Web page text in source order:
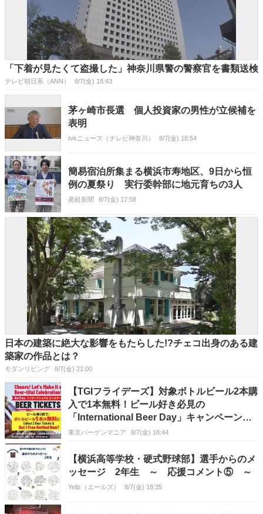
「下着が見たくて盗撮した」神奈川県警の警察官を書類送検
テレビ朝日系（ANN） 8/7(金) 18:43
茅ヶ崎市長選 個人投資家の男性が立候補を
表明
tvkニュース（テレビ神奈川） 8/7(金) 18:54
簡易宿泊所集まる横浜市寿地区、9日から恒
例の夏祭り 実行委幹部に地元育ちの3人
産経新聞 8/7(金) 17:58
日本の建築に絶大な影響をもたらした!?チェコ出身のある建
築家の作品とは？
モダンリビング 8/7(金) 21:00
【TGIフライデーズ】対象ボトルビール2本購
入で1本無料！ビール好き必見の
「International Beer Day」キャンペーンは8
月9日まで。
東京バーゲンマニア 8/7(金) 18:44
【横浜高等学校・硬式野球部】選手からのメ
ッセージ 2年生 ～ 応援コメント⑤ ～
Yellz（エールズ） 8/7(金) 18:35